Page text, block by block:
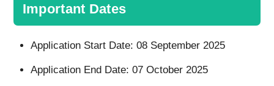
Important Dates
Application Start Date: 08 September 2025
Application End Date: 07 October 2025